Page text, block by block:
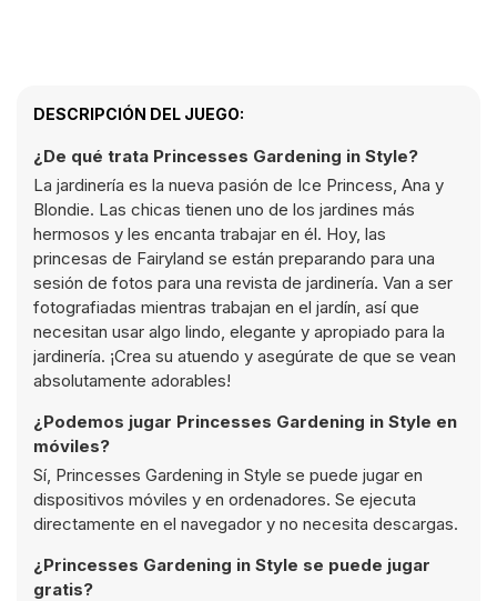
DESCRIPCIÓN DEL JUEGO:
¿De qué trata Princesses Gardening in Style?
La jardinería es la nueva pasión de Ice Princess, Ana y
Blondie. Las chicas tienen uno de los jardines más
hermosos y les encanta trabajar en él. Hoy, las
princesas de Fairyland se están preparando para una
sesión de fotos para una revista de jardinería. Van a ser
fotografiadas mientras trabajan en el jardín, así que
necesitan usar algo lindo, elegante y apropiado para la
jardinería. ¡Crea su atuendo y asegúrate de que se vean
absolutamente adorables!
¿Podemos jugar Princesses Gardening in Style en
móviles?
Sí, Princesses Gardening in Style se puede jugar en
dispositivos móviles y en ordenadores. Se ejecuta
directamente en el navegador y no necesita descargas.
¿Princesses Gardening in Style se puede jugar
gratis?